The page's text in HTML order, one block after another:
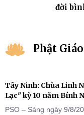
đời
Phật
Tây Ninh: Chùa Linh
Lạc" kỳ 10 năm Bính
PSO – Sáng ngày 9/8/